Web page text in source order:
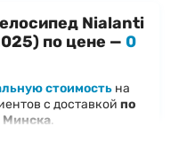
Nialanti
по цене — 0
стоимость на
с доставкой по
Минска.
предложения